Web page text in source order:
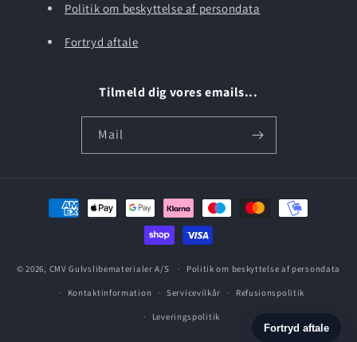
Politik om beskyttelse af persondata
Fortryd aftale
Tilmeld dig vores emails...
Mail
Betalingsmetoder
© 2026, CMV Gulvslibematerialer A/S Politik om beskyttelse af persondata
Kontaktinformation Servicevilkår Refusionspolitik
Leveringspolitik